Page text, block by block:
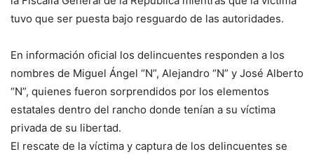
tuvo que ser puesta bajo resguardo de las autoridades.
En información oficial los delincuentes responden a los
nombres de Miguel Ángel “N”, Alejandro “N” y José Alberto
“N”, quienes fueron sorprendidos por los elementos
estatales dentro del rancho donde tenían a su víctima
privada de su libertad.
El rescate de la víctima y captura de los delincuentes se